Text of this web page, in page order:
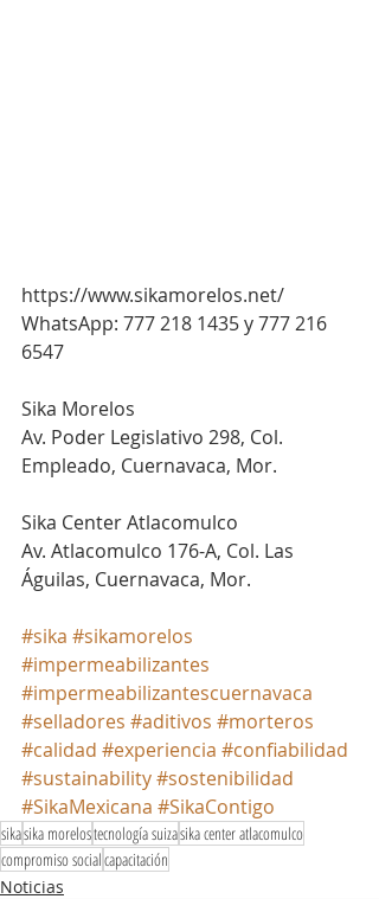
https://www.sikamorelos.net/
WhatsApp: 777 218 1435 y 777 216
6547
Sika Morelos
Av. Poder Legislativo 298, Col.
Empleado, Cuernavaca, Mor.
Sika Center Atlacomulco
Av. Atlacomulco 176-A, Col. Las
Águilas, Cuernavaca, Mor.
#sika #sikamorelos
#impermeabilizantes
#impermeabilizantescuernavaca
#selladores #aditivos #morteros
#calidad #experiencia #confiabilidad
#sustainability#sostenibilidad
#SikaMexicana #SikaContigo
sikasika morelostecnología suizasika center atlacomulco
compromiso socialcapacitación
Noticias